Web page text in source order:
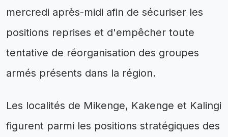
mercredi après-midi afin de sécuriser les
positions reprises et d'empêcher toute
tentative de réorganisation des groupes
armés présents dans la région.
Les localités de Mikenge, Kakenge et Kalingi
figurent parmi les positions stratégiques des